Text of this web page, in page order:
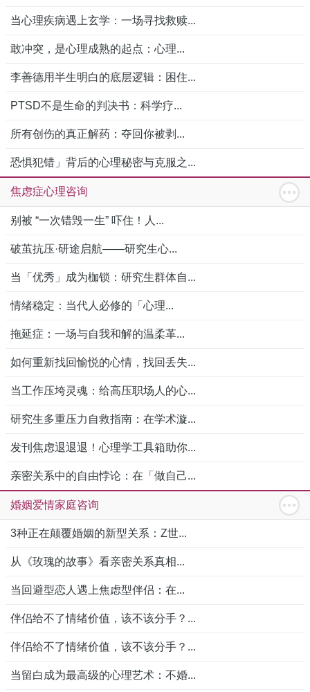
当心理疾病遇上玄学：一场寻找救赎...
敢冲突，是心理成熟的起点：心理...
李善德用半生明白的底层逻辑：困住...
PTSD不是生命的判决书：科学疗...
所有创伤的真正解药：夺回你被剥...
恐惧犯错」背后的心理秘密与克服之...
焦虑症心理咨询
别被 “一次错毁一生” 吓住！人...
破茧抗压·研途启航——研究生心...
当「优秀」成为枷锁：研究生群体自...
情绪稳定：当代人必修的「心理...
拖延症：一场与自我和解的温柔革...
如何重新找回愉悦的心情，找回丢失...
当工作压垮灵魂：给高压职场人的心...
研究生多重压力自救指南：在学术漩...
发刊焦虑退退退！心理学工具箱助你...
亲密关系中的自由悖论：在「做自己...
婚姻爱情家庭咨询
3种正在颠覆婚姻的新型关系：Z世...
从《玫瑰的故事》看亲密关系真相...
当回避型恋人遇上焦虑型伴侣：在...
伴侣给不了情绪价值，该不该分手？...
伴侣给不了情绪价值，该不该分手？...
当留白成为最高级的心理艺术：不婚...